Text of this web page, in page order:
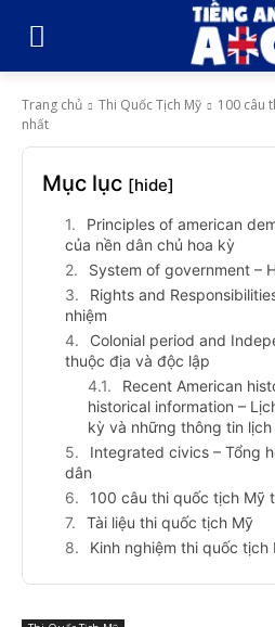
Trang chủ Thi Quốc Tịch Mỹ
100 câu
nhất
Mục lục [hide]
Principles of american
của nền dân chủ hoa kỳ
System of government –
Rights and
nhiệm
Colonial period and
thuộc địa và độc lập
Recent American
historical information –
kỳ và những thông tin
Integrated civics – Tổng
dân
100 câu thi quốc tịch Mỹ
Tài liệu thi quốc tịch Mỹ
Kinh nghiệm thi quốc tịch